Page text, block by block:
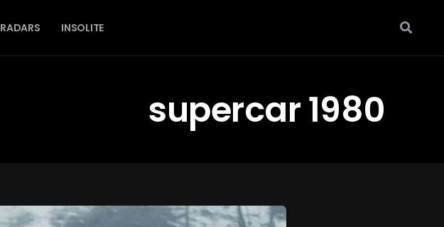
RADARS INSOLITE
supercar 1980